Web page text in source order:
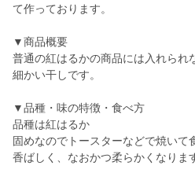
て作っております。
▼商品概要
普通の紅はるかの商品には入れられ
細かい干しです。
▼品種・味の特徴・食べ方
品種は紅はるか
固めなのでトースターなどで焼いて
香ばしく、なおかつ柔らかくなりま